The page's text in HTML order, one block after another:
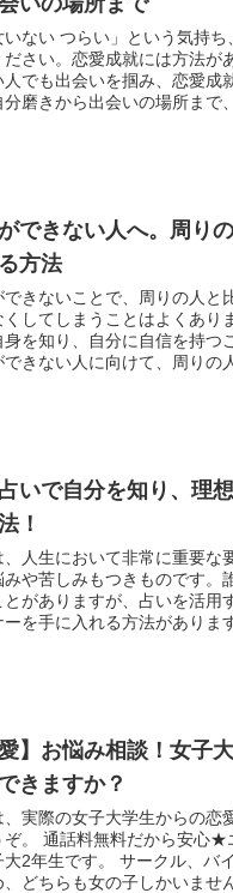
いない つらい」という気持
ださい。恋愛成就には方法が
人でも出会いを掴み、恋愛成
分磨きから出会いの場所まで
できない人へ。周り
方法
できないことで、周りの人と
くしてしまうことはよくあり
身を知り、自分に自信を持つ
できない人に向けて、周りの
いで自分を知り、理
！
、人生において非常に重要な
みや苦しみもつきものです。
とがありますが、占いを活用
ーを手に入れる方法がありま
愛】お悩み相談！女子
きますか？
、実際の女子大学生からの恋
ぞ。 通話料無料だから安心★
大2年生です。 サークル、バ
、どちらも女の子しかいませ